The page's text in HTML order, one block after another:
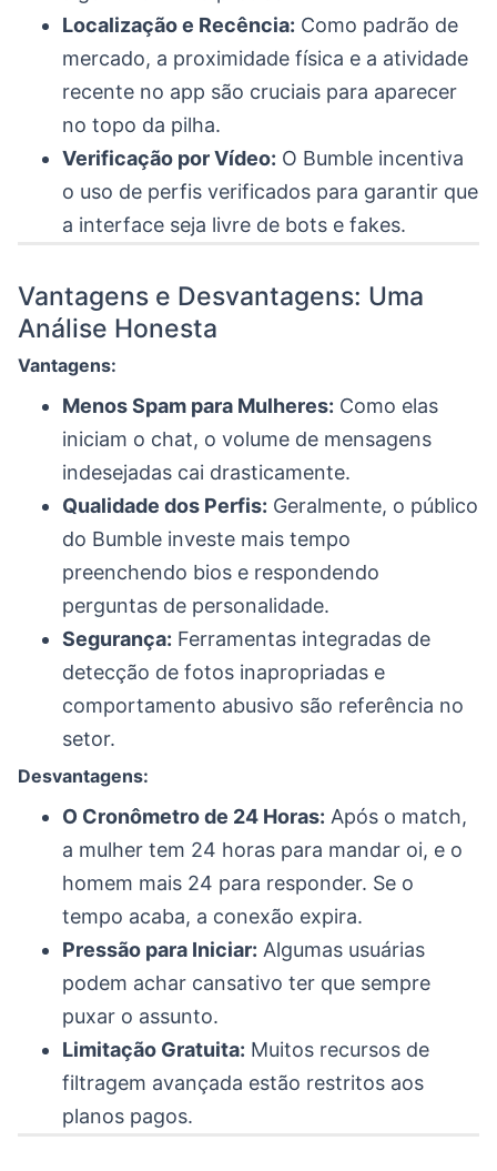
Localização e Recência: Como padrão de
mercado, a proximidade física e a atividade
recente no app são cruciais para aparecer
no topo da pilha.
Verificação por Vídeo: O Bumble incentiva
o uso de perfis verificados para garantir que
a interface seja livre de bots e fakes.
Vantagens e Desvantagens: Uma
Análise Honesta
Vantagens:
Menos Spam para Mulheres: Como elas
iniciam o chat, o volume de mensagens
indesejadas cai drasticamente.
Qualidade dos Perfis: Geralmente, o público
do Bumble investe mais tempo
preenchendo bios e respondendo
perguntas de personalidade.
Segurança: Ferramentas integradas de
detecção de fotos inapropriadas e
comportamento abusivo são referência no
setor.
Desvantagens:
O Cronômetro de 24 Horas: Após o match,
a mulher tem 24 horas para mandar oi, e o
homem mais 24 para responder. Se o
tempo acaba, a conexão expira.
Pressão para Iniciar: Algumas usuárias
podem achar cansativo ter que sempre
puxar o assunto.
Limitação Gratuita: Muitos recursos de
filtragem avançada estão restritos aos
planos pagos.